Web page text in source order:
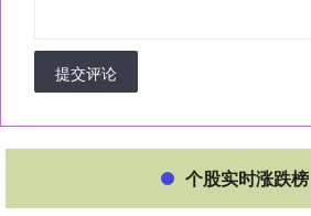
提交评论
个股实时涨跌榜